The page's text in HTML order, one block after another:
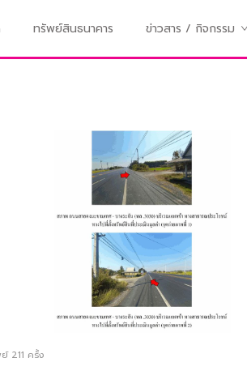
ทรัพย์สินธนาคาร ข่าวสาร / กิจกรรม
ย์ 211 ครั้ง